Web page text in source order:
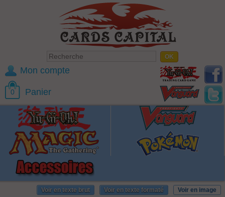
Voir en texte brut Voir en texte formaté Voir en image
Mon compte
0 Panier